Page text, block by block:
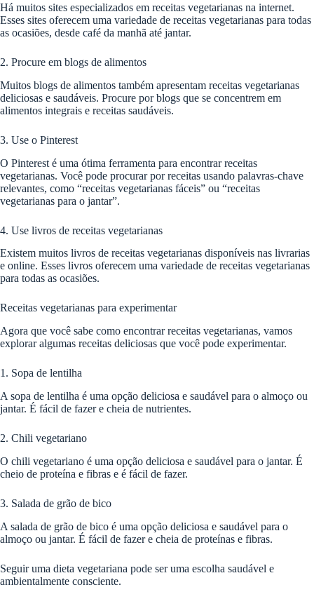
Há muitos sites especializados em receitas vegetarianas na internet.
Esses sites oferecem uma variedade de receitas vegetarianas para todas
as ocasiões, desde café da manhã até jantar.
2. Procure em blogs de alimentos
Muitos blogs de alimentos também apresentam receitas vegetarianas
deliciosas e saudáveis. Procure por blogs que se concentrem em
alimentos integrais e receitas saudáveis.
3. Use o Pinterest
O Pinterest é uma ótima ferramenta para encontrar receitas
vegetarianas. Você pode procurar por receitas usando palavras-chave
relevantes, como “receitas vegetarianas fáceis” ou “receitas
vegetarianas para o jantar”.
4. Use livros de receitas vegetarianas
Existem muitos livros de receitas vegetarianas disponíveis nas livrarias
e online. Esses livros oferecem uma variedade de receitas vegetarianas
para todas as ocasiões.
Receitas vegetarianas para experimentar
Agora que você sabe como encontrar receitas vegetarianas, vamos
explorar algumas receitas deliciosas que você pode experimentar.
1. Sopa de lentilha
A sopa de lentilha é uma opção deliciosa e saudável para o almoço ou
jantar. É fácil de fazer e cheia de nutrientes.
2. Chili vegetariano
O chili vegetariano é uma opção deliciosa e saudável para o jantar. É
cheio de proteína e fibras e é fácil de fazer.
3. Salada de grão de bico
A salada de grão de bico é uma opção deliciosa e saudável para o
almoço ou jantar. É fácil de fazer e cheia de proteínas e fibras.
Seguir uma dieta vegetariana pode ser uma escolha saudável e
ambientalmente consciente.